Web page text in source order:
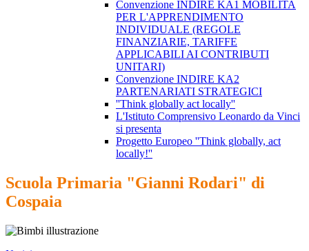
Convenzione INDIRE KA1 MOBILITA
PER L'APPRENDIMENTO
INDIVIDUALE (REGOLE
FINANZIARIE, TARIFFE
APPLICABILI AI CONTRIBUTI
UNITARI)
Convenzione INDIRE KA2
PARTENARIATI STRATEGICI
''Think globally act locally''
L'Istituto Comprensivo Leonardo da Vinci
si presenta
Progetto Europeo ''Think globally, act
locally!''
Scuola Primaria "Gianni Rodari" di
Cospaia